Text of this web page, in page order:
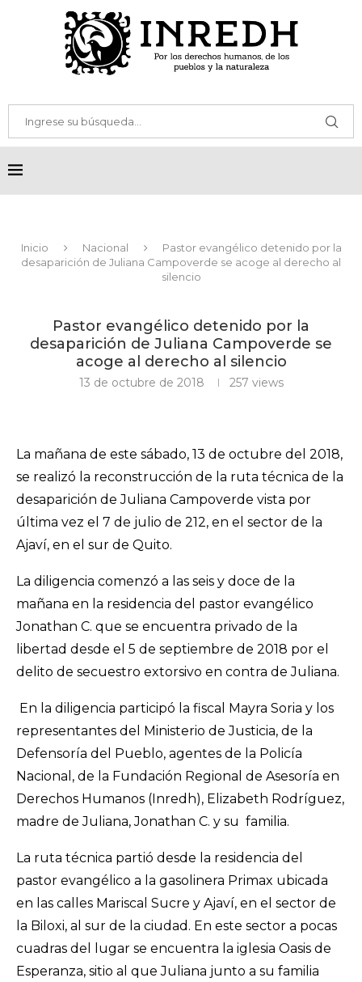
Inicio Nacional
Pastor evangélico detenido por la
desaparición de Juliana Campoverde se acoge al derecho al
silencio
Pastor evangélico detenido por la
desaparición de Juliana Campoverde se
acoge al derecho al silencio
13 de octubre de 2018 257 views
La mañana de este sábado, 13 de octubre del 2018,
se realizó la reconstrucción de la ruta técnica de la
desaparición de Juliana Campoverde vista por
última vez el 7 de julio de 212, en el sector de la
Ajaví, en el sur de Quito.
La diligencia comenzó a las seis y doce de la
mañana en la residencia del pastor evangélico
Jonathan C. que se encuentra privado de la
libertad desde el 5 de septiembre de 2018 por el
delito de secuestro extorsivo en contra de Juliana.
En la diligencia participó la fiscal Mayra Soria y los
representantes del Ministerio de Justicia, de la
Defensoría del Pueblo, agentes de la Policía
Nacional, de la Fundación Regional de Asesoría en
Derechos Humanos (Inredh), Elizabeth Rodríguez,
madre de Juliana, Jonathan C. y su familia.
La ruta técnica partió desde la residencia del
pastor evangélico a la gasolinera Primax ubicada
en las calles Mariscal Sucre y Ajaví, en el sector de
la Biloxi, al sur de la ciudad. En este sector a pocas
cuadras del lugar se encuentra la iglesia Oasis de
Esperanza, sitio al que Juliana junto a su familia